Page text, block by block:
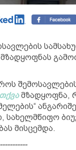
მზადყოფნა,
სახელმწიფო
მისცემდა.